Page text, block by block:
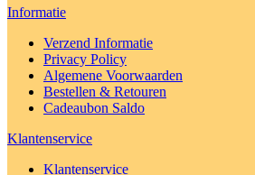
Informatie
Verzend Informatie
Privacy Policy
Algemene Voorwaarden
Bestellen & Retouren
Cadeaubon Saldo
Klantenservice
Klantenservice